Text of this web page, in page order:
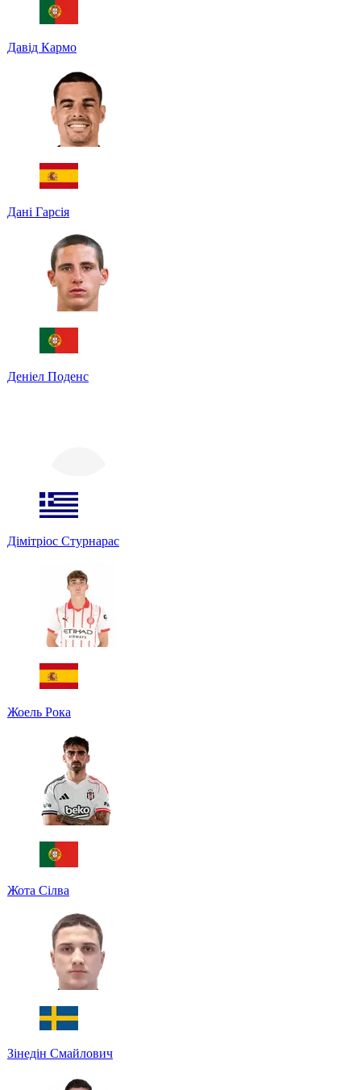
Давід Кармо
Дані Гарсія
Деніел Поденс
Дімітріос Стурнарас
Жоель Рока
Жота Сілва
Зінедін Смайлович